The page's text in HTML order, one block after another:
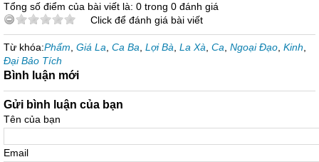
Tổng số điểm của bài viết là: 0 trong 0 đánh giá
Click để đánh giá bài viết
Từ khóa:Phẩm Giá La Ca Ba Lợi Bà La Xà Ca Ngoại Đạo Kinh
Đại Bảo Tích
Bình luận mới
Gửi bình luận của bạn
Tên của bạn
Email